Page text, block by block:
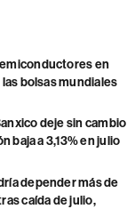
en
bolsas mundiales
deje sin cambio
baja a 3,13% en julio
depender más de
caída de julio,